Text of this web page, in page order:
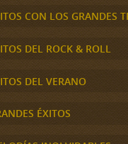
CON LOS GRANDES
DEL ROCK & ROLL
DEL VERANO
ÉXITOS